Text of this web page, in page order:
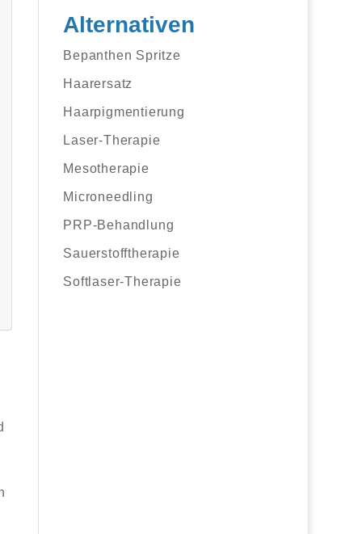
Alternativen
Bepanthen Spritze
Haarersatz
Haarpigmentierung
Laser-Therapie
Mesotherapie
Microneedling
PRP-Behandlung
Sauerstofftherapie
Softlaser-Therapie